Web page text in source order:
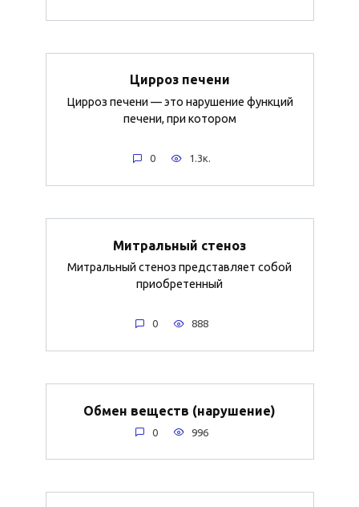
Цирроз печени
Цирроз печени — это нарушение функций
печени, при котором
0 1.3к.
Митральный стеноз
Митральный стеноз представляет собой
приобретенный
0 888
Обмен веществ (нарушение)
0 996